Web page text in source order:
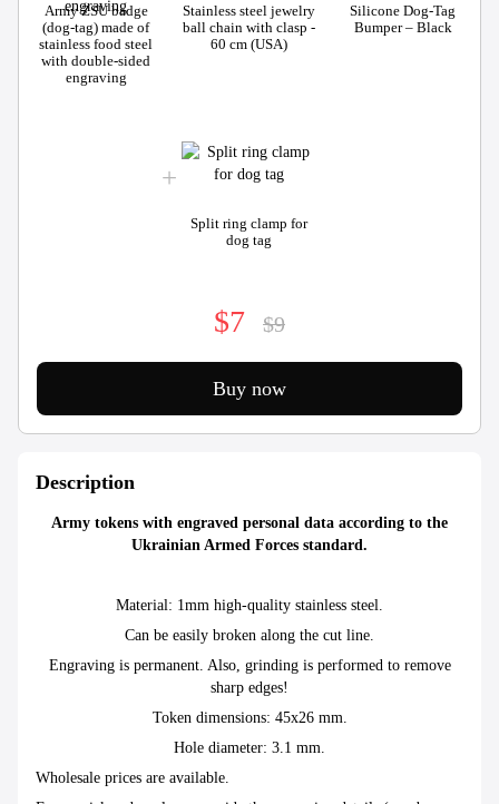
Army ZSU badge
(dog-tag) made of
stainless food steel
with double-sided
engraving
Stainless steel jewelry
ball chain with clasp -
60 cm (USA)
Silicone Dog-Tag
Bumper – Black
Split ring clamp for
dog tag
$7 $9
Buy now
Description
Army tokens with engraved personal data according to the
Ukrainian Armed Forces standard.
Material: 1mm high-quality stainless steel.
Can be easily broken along the cut line.
Engraving is permanent. Also, grinding is performed to remove
sharp edges!
Token dimensions: 45x26 mm.
Hole diameter: 3.1 mm.
Wholesale prices are available.